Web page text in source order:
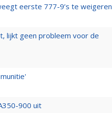
eerste 777-9’s te weigeren
lijkt geen probleem voor de
900 uit